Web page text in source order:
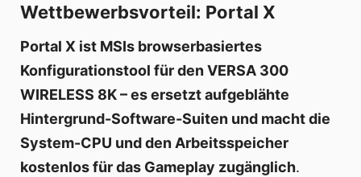
Wettbewerbsvorteil: Portal X
Portal X ist MSIs browserbasiertes
Konfigurationstool für den VERSA 300
WIRELESS 8K – es ersetzt aufgeblähte
Hintergrund-Software-Suiten und macht die
System-CPU und den Arbeitsspeicher
kostenlos für das Gameplay zugänglich.